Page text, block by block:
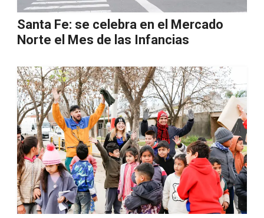
Santa Fe: se celebra en el Mercado
Norte el Mes de las Infancias